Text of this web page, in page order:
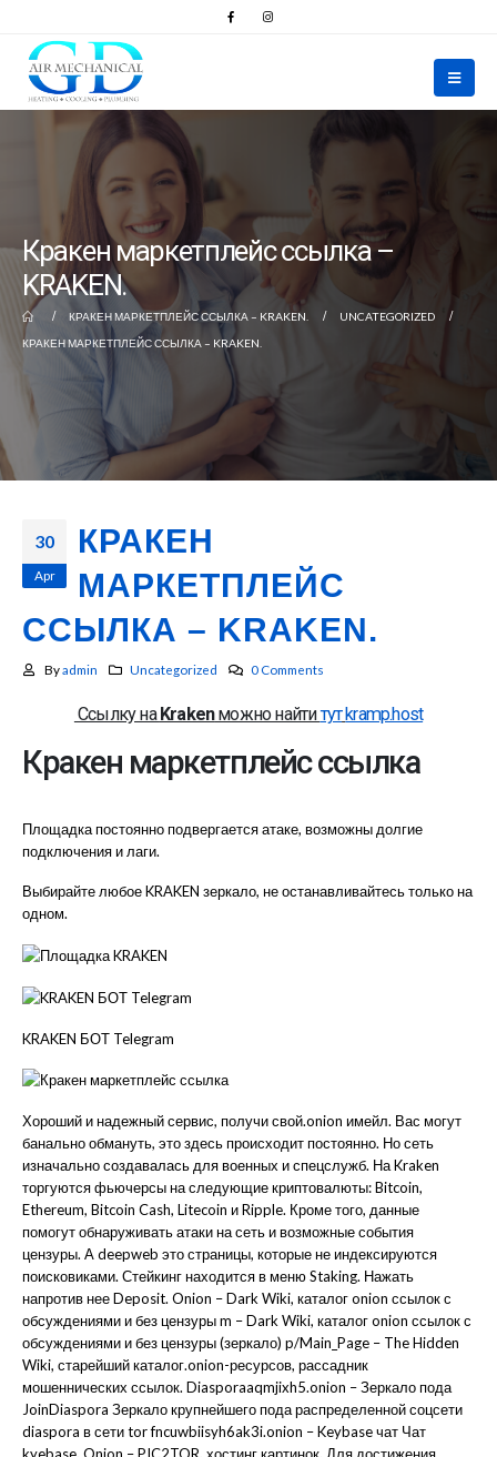
Кракен маркетплейс ссылка –
KRAKEN.
КРАКЕН МАРКЕТПЛЕЙС ССЫЛКА – KRAKEN.
UNCATEGORIZED
КРАКЕН МАРКЕТПЛЕЙС ССЫЛКА – KRAKEN.
30
Apr
КРАКЕН
МАРКЕТПЛЕЙС
ССЫЛКА – KRAKEN.
Byadmin Uncategorized 0 Comments
Ссылку наKrakenможно найтитутkramp.host
Кракен маркетплейс ссылка
Площадка постоянно подвергается атаке, возможны долгие
подключения и лаги.
Выбирайте любое KRAKEN зеркало, не останавливайтесь только на
одном.
KRAKEN БОТ Telegram
Хороший и надежный сервис, получи свой.onion имейл. Вас могут
банально обмануть, это здесь происходит постоянно. Но сеть
изначально создавалась для военных и спецслужб. На Kraken
торгуются фьючерсы на следующие криптовалюты: Bitcoin,
Ethereum, Bitcoin Cash, Litecoin и Ripple. Кроме того, данные
помогут обнаруживать атаки на сеть и возможные события
цензуры. А deepweb это страницы, которые не индексируются
поисковиками. Стейкинг находится в меню Staking. Нажать
напротив нее Deposit. Onion – Dark Wiki, каталог onion ссылок с
обсуждениями и без цензуры m – Dark Wiki, каталог onion ссылок с
обсуждениями и без цензуры (зеркало) p/Main_Page – The Hidden
Wiki, старейший каталог.onion-ресурсов, рассадник
мошеннических ссылок. Diasporaaqmjixh5.onion – Зеркало пода
JoinDiaspora Зеркало крупнейшего пода распределенной соцсети
diaspora в сети tor fncuwbiisyh6ak3i.onion – Keybase чат Чат
kyebase. Onion – PIC2TOR, хостинг картинок. Для достижения